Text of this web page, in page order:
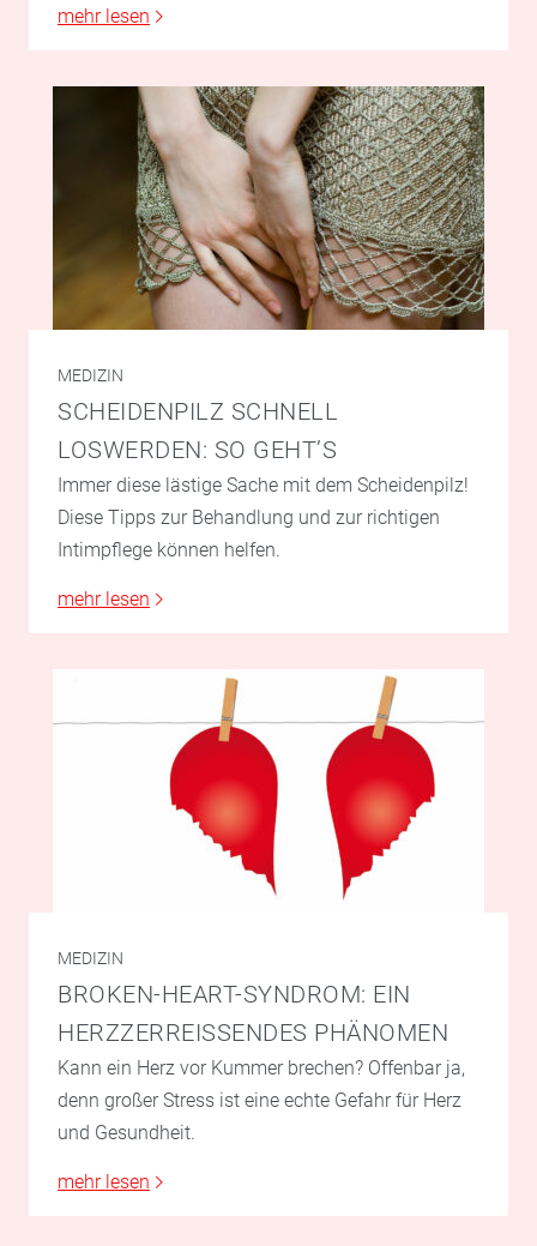
mehr lesen
MEDIZIN
SCHEIDENPILZ SCHNELL
LOSWERDEN: SO GEHT’S
Immer diese lästige Sache mit dem Scheidenpilz!
Diese Tipps zur Behandlung und zur richtigen
Intimpflege können helfen.
mehr lesen
MEDIZIN
BROKEN-HEART-SYNDROM: EIN
HERZZERREISSENDES PHÄNOMEN
Kann ein Herz vor Kummer brechen? Offenbar ja,
denn großer Stress ist eine echte Gefahr für Herz
und Gesundheit.
mehr lesen